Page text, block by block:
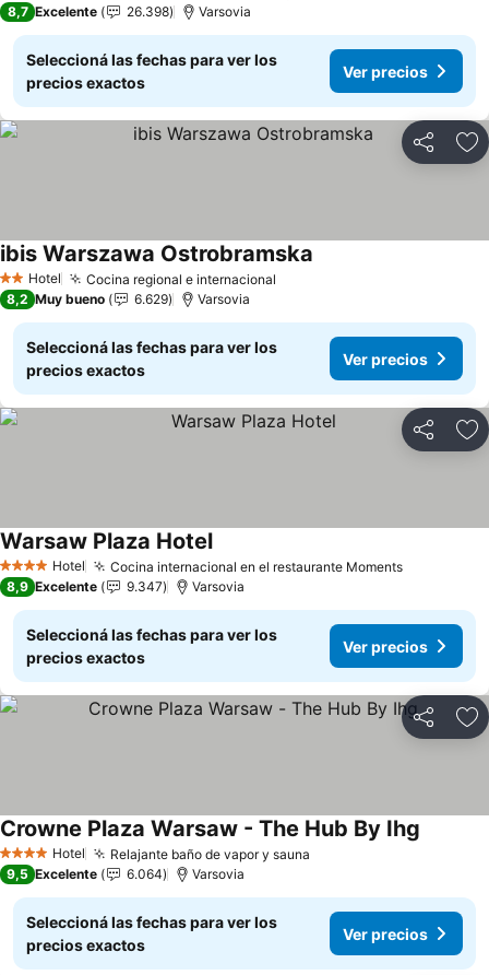
8,7 Excelente 26.398 Varsovia
Seleccioná las fechas para ver los
precios exactos
Ver precios
Compartir
2 Estrellas
Hotel Cocina regional e internacional
ibis Warszawa Ostrobramska
8,2 Muy bueno 6.629 Varsovia
Seleccioná las fechas para ver los
precios exactos
Ver precios
Compartir
4 EstrellasHotel Cocina internacional en el restaurante MomentsVer
Warsaw Plaza HotelVer precios
8,9 Excelente 9.347 Varsovia
Seleccioná las fechas para ver los
precios exactos
Ver precios
Compartir
4 EstrellasHotel Relajante baño de vapor y sauna
Crowne Plaza Warsaw - The Hub By Ihg
9,5 Excelente 6.064 Varsovia
Seleccioná las fechas para ver los
precios exactos
Ver precios